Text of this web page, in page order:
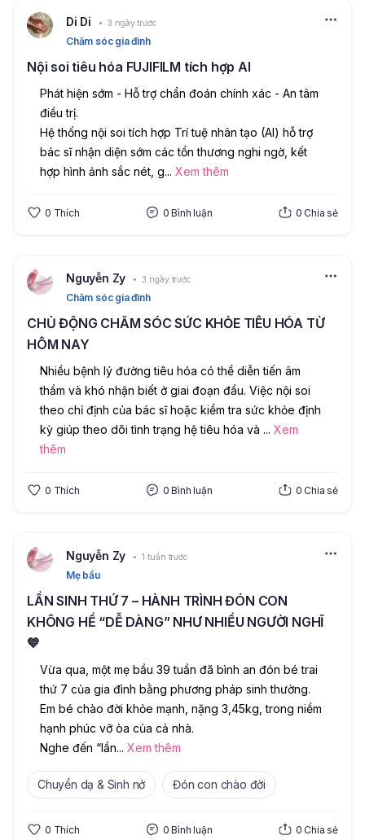
Di Di 3 ngày trước
Chăm sóc gia đình
Nội soi tiêu hóa FUJIFILM tích hợp AI
Phát hiện sớm - Hỗ trợ chẩn đoán chính xác - An tâm
điều trị.
Hệ thống nội soi tích hợp Trí tuệ nhân tạo (AI) hỗ trợ
bác sĩ nhận diện sớm các tổn thương nghi ngờ, kết
hợp hình ảnh sắc nét, g... Xem thêm
0 Thích 0 Bình luận 0 Chia sẻ
Nguyễn Zy 3 ngày trước
Chăm sóc gia đình
CHỦ ĐỘNG CHĂM SÓC SỨC KHỎE TIÊU HÓA TỪ
HÔM NAY
Nhiều bệnh lý đường tiêu hóa có thể diễn tiến âm
thầm và khó nhận biết ở giai đoạn đầu. Việc nội soi
theo chỉ định của bác sĩ hoặc kiểm tra sức khỏe định
kỳ giúp theo dõi tình trạng hệ tiêu hóa và ... Xem
thêm
0 Thích 0 Bình luận 0 Chia sẻ
Nguyễn Zy 1 tuần trước
Mẹ bầu
LẦN SINH THỨ 7 – HÀNH TRÌNH ĐÓN CON
KHÔNG HỀ “DỄ DÀNG” NHƯ NHIỀU NGƯỜI NGHĨ
💙
Vừa qua, một mẹ bầu 39 tuần đã bình an đón bé trai
thứ 7 của gia đình bằng phương pháp sinh thường.
Em bé chào đời khỏe mạnh, nặng 3,45kg, trong niềm
hạnh phúc vỡ òa của cả nhà.
Nghe đến “lần... Xem thêm
Chuyển dạ & Sinh nở Đón con chào đời
0 Thích 0 Bình luận 0 Chia sẻ